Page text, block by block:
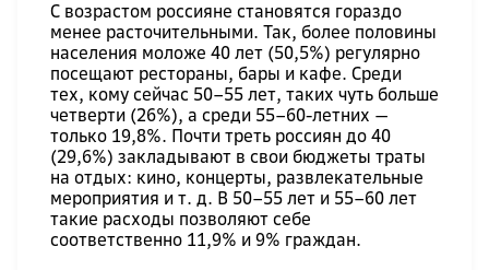
С возрастом россияне становятся гораздо
менее расточительными. Так, более половины
населения моложе 40 лет (50,5%) регулярно
посещают рестораны, бары и кафе. Среди
тех, кому сейчас 50–55 лет, таких чуть больше
четверти (26%), а среди 55–60-летних —
только 19,8%. Почти треть россиян до 40
(29,6%) закладывают в свои бюджеты траты
на отдых: кино, концерты, развлекательные
мероприятия и т. д. В 50–55 лет и 55–60 лет
такие расходы позволяют себе
соответственно 11,9% и 9% граждан.